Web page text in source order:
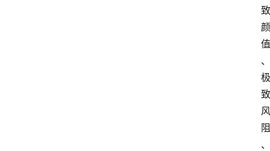
致
颜
值
、
极
致
风
阻
、